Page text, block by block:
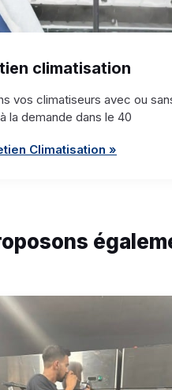
climatisation
vos climatiseurs avec ou
la demande dans le 40
Climatisation »